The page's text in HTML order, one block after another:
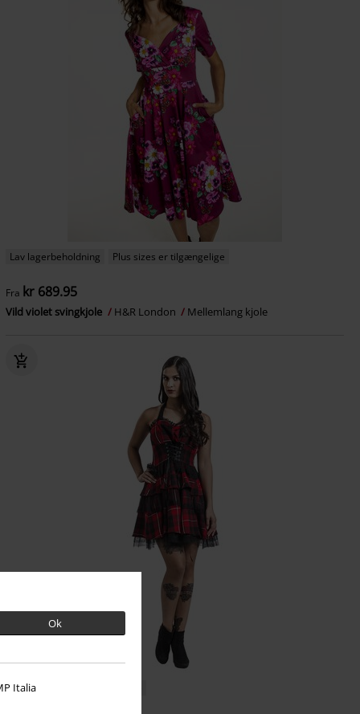
Ok
Italia
Lav lagerbeholdning Plus sizes er tilgængelige
Fra kr 689.95
Vild violet svingkjole H&R London Mellemlang kjole
% Plus sizes er tilgængelige